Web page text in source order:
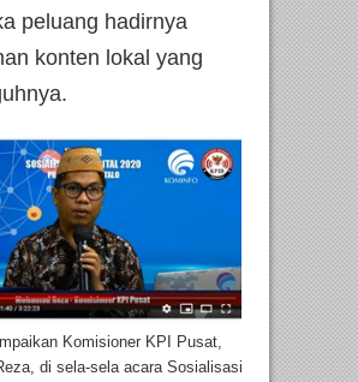
peluang hadirnya
konten lokal yang
Komisioner KPI Pusat,
di sela-sela acara Sosialisasi